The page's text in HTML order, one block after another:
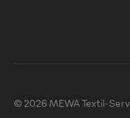
© 2026 MEWA Textil-